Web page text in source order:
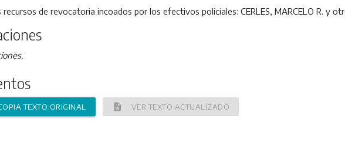
recursos de revocatoria incoados por los efectivos policiales: CERLES, MARCELO R. y
TEXTO ORIGINAL description VER TEXTO ACTUALIZADO